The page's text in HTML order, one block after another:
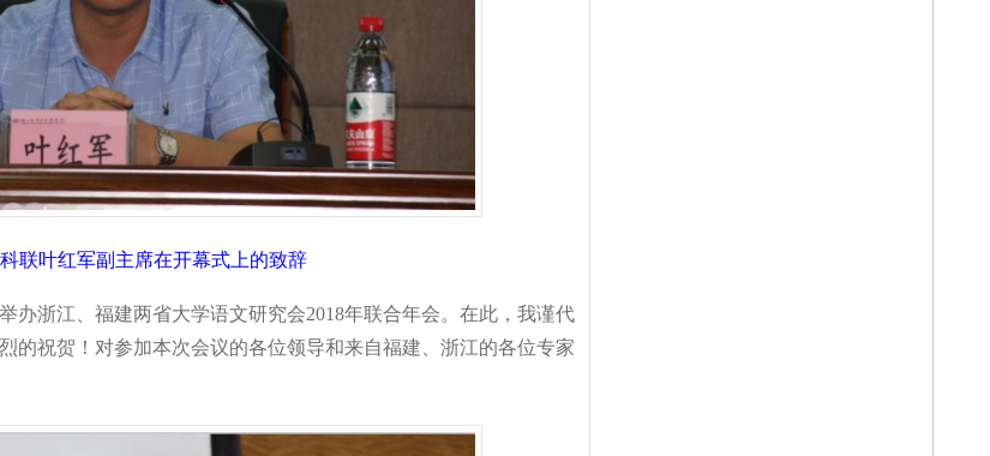
联叶红军副主席在开幕式上的致辞
浙江、福建两省大学语文研究会2018年联合年会。在此，我谨代
的祝贺！对参加本次会议的各位领导和来自福建、浙江的各位专家